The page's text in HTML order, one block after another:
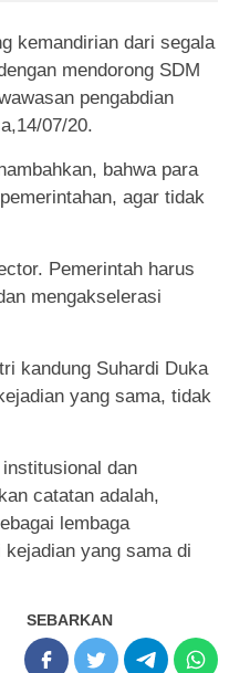
kemandirian dari segala
mendorong SDM
pengabdian
07/20.
bahwa para
agar tidak
Pemerintah harus
mengakselerasi
kandung Suhardi Duka
yang sama, tidak
dan
catatan adalah,
lembaga
yang sama di
SEBARKAN